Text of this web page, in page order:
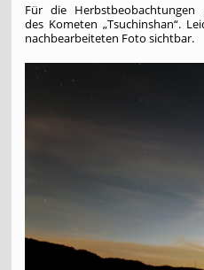
Für die
des Kometen „Tsuchinshan“.
nachbearbeiteten Foto sichtbar.